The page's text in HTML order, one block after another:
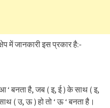
में जानकारी इस प्रकार है:-
बनता है, जब ( इ, ई ) के साथ ( इ,
( उ, ऊ ) हो तो ‘ ऊ ‘ बनता है।